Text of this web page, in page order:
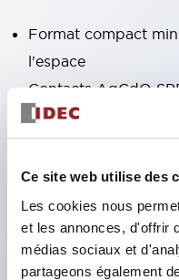
Ce site web utilise des
Les cookies nous
et les annonces, d'offrir
médias sociaux et
partageons également
Format compact
l'espace
Contacts AgCdO
Haute capacité de
Choix de bornes
Options comprenant
bouton de
Options de
socle DIN ou socle